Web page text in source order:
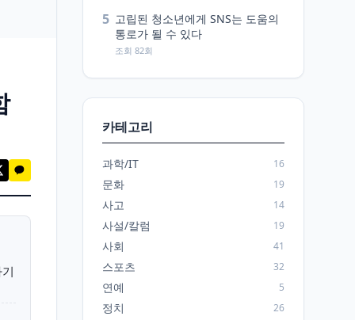
5 고립된 청소년에게 SNS는 도움의
통로가 될 수 있다
조회 82회
카테고리
과학/IT 16
문화 19
사고 14
사설/칼럼 19
사회 41
스포츠 32
연예 5
정치 26